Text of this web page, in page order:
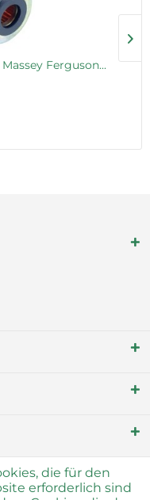
Ferguson...
die für den
erforderlich sind